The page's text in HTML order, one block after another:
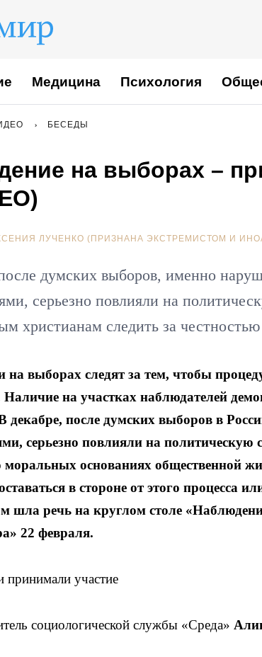
Медицина Психология
БЕСЕДЫ
на выборах –
ЛУЧЕНКО (ПРИЗНАНА ЭКСТРЕМИСТОМ И
думских выборов, именно
серьезно повлияли на
христианам следить за
выборах следят за тем, чтобы
на участках наблюдателей
декабре, после думских выборов в
серьезно повлияли на политическую
моральных основаниях общественной
в стороне от этого процесса
шла речь на круглом столе
22 февраля.
участие
социологической службы «Среда»